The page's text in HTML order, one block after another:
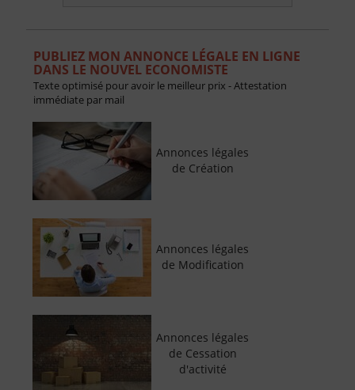
PUBLIEZ MON ANNONCE LÉGALE EN LIGNE
DANS LE NOUVEL ECONOMISTE
Texte optimisé pour avoir le meilleur prix - Attestation
immédiate par mail
Annonces légales
de Création
Annonces légales
de Modification
Annonces légales
de Cessation
d'activité